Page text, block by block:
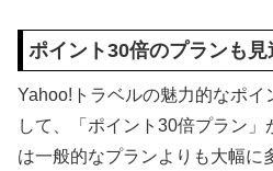
ポイント30倍のプランも
Yahoo!トラベルの魅力的なポイ
して、「ポイント30倍プラン
は一般的なプランよりも大幅に